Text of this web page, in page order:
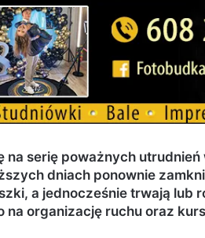
serię poważnych utrudnień
dniach ponownie
a jednocześnie trwają lub
na organizację ruchu oraz